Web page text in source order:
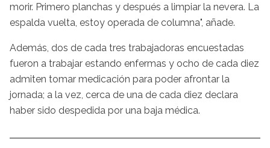
morir. Primero planchas y después a limpiar la nevera. La
espalda vuelta, estoy operada de columna", añade.
Además, dos de cada tres trabajadoras encuestadas
fueron a trabajar estando enfermas y ocho de cada diez
admiten tomar medicación para poder afrontar la
jornada; a la vez, cerca de una de cada diez declara
haber sido despedida por una baja médica.